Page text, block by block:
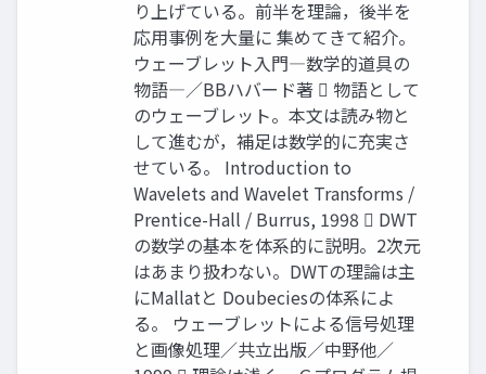
り上げている。前半を理論，後半を
応用事例を大量に 集めてきて紹介。
ウェーブレット入門―数学的道具の
物語―／BBハバード著  物語として
のウェーブレット。本文は読み物と
して進むが，補足は数学的に充実さ
せている。 Introduction to
Wavelets and Wavelet Transforms /
Prentice-Hall / Burrus, 1998  DWT
の数学の基本を体系的に説明。2次元
はあまり扱わない。DWTの理論は主
にMallatと Doubeciesの体系によ
る。 ウェーブレットによる信号処理
と画像処理／共立出版／中野他／